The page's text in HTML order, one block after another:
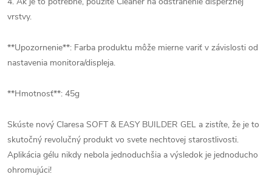
vrstvy.
**Upozornenie**: Farba produktu môže mierne variť v závislosti od
nastavenia monitora/displeja.
**Hmotnosť**: 45g
Skúste nový Claresa SOFT & EASY BUILDER GEL a zistíte, že je to
skutočný revolučný produkt vo svete nechtovej starostlivosti.
Aplikácia gélu nikdy nebola jednoduchšia a výsledok je jednoducho
ohromujúci!